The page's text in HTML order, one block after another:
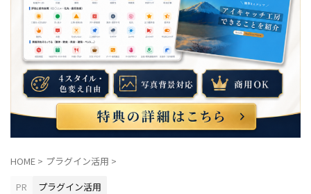
サムネイル画像 サーチコンソール ステップ機能
スパム対策 スマホ表示 タグ管理マネージャー
デザイン済みデータ デモサイト
トラブルシューティング ドロップシャドウ パターン
フッター広告 ブログカード プロフィール ヘッダー
ヘッダーメニュー
HOME > プラグイン活用 >
PR
プラグイン活用